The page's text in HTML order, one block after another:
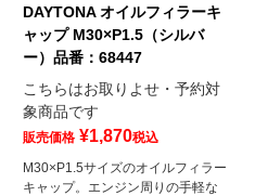
DAYTONA オイルフィラーキ
ャップ M30×P1.5（シルバ
ー）品番：68447
こちらはお取りよせ・予約対
象商品です
販売価格 ¥1,870税込
M30×P1.5サイズのオイルフィラー
キャップ。エンジン周りの手軽な